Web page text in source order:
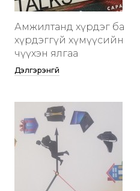
Амжилтанд хүрдэг ба
хүрдэггүй хүмүүсийн
өчүүхэн ялгаа
Дэлгэрэнгүй